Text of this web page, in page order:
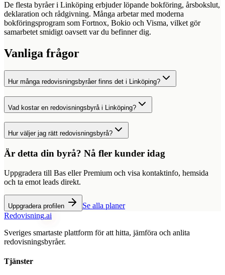
De flesta byråer i Linköping erbjuder löpande bokföring, årsbokslut,
deklaration och rådgivning. Många arbetar med moderna
bokföringsprogram som Fortnox, Bokio och Visma, vilket gör
samarbetet smidigt oavsett var du befinner dig.
Vanliga frågor
Hur många redovisningsbyråer finns det i Linköping?
Vad kostar en redovisningsbyrå i Linköping?
Hur väljer jag rätt redovisningsbyrå?
Är detta din byrå? Nå fler kunder idag
Uppgradera till Bas eller Premium och visa kontaktinfo, hemsida
och ta emot leads direkt.
Uppgradera profilen
Se alla planer
Redovisning.ai
Sveriges smartaste plattform för att hitta, jämföra och anlita
redovisningsbyråer.
Tjänster